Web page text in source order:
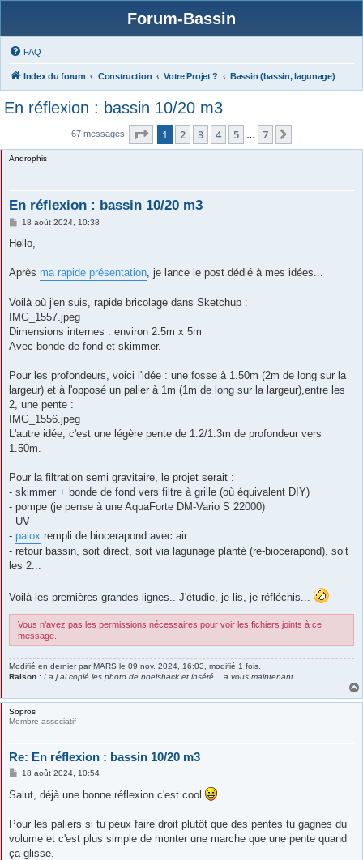
Forum-Bassin
FAQ
Index du forum Construction Votre Projet ? Bassin (bassin, lagunage)
En réflexion : bassin 10/20 m3
67 messages Page 1sur7
1 2 3 4 5 7
Androphis
En réflexion : bassin 10/20 m3
M
s
g
18 août 2024, 10:38
Hello,
Après ma rapide présentation, je lance le post dédié à mes idées...
Voilà où j'en suis, rapide bricolage dans Sketchup :
IMG_1557.jpeg
Dimensions internes : environ 2.5m x 5m
Avec bonde de fond et skimmer.
Pour les profondeurs, voici l'idée : une fosse à 1.50m (2m de long sur la
largeur) et à l'opposé un palier à 1m (1m de long sur la largeur),entre les
2, une pente :
IMG_1556.jpeg
L'autre idée, c'est une légère pente de 1.2/1.3m de profondeur vers
1.50m.
Pour la filtration semi gravitaire, le projet serait :
- skimmer + bonde de fond vers filtre à grille (où équivalent DIY)
- pompe (je pense à une AquaForte DM-Vario S 22000)
- UV
- palox rempli de biocerapond avec air
- retour bassin, soit direct, soit via lagunage planté (re-biocerapond), soit
les 2...
Voilà les premières grandes lignes.. J'étudie, je lis, je réfléchis...
Vous n’avez pas les permissions nécessaires pour voir les fichiers joints à ce
message.
Modifié en dernier parMARS le 09 nov. 2024, 16:03, modifié 1 fois.
Raison : La j ai copié les photo de noelshack et inséré .. a vous maintenant
Sopros
Membre associatif
Re: En réflexion : bassin 10/20 m3
M
s
s
g
e
18 août 2024, 10:54
Salut, déjà une bonne réflexion c'est cool
Pour les paliers si tu peux faire droit plutôt que des pentes tu gagnes du
volume et c'est plus simple de monter une marche que une pente quand
ça glisse.